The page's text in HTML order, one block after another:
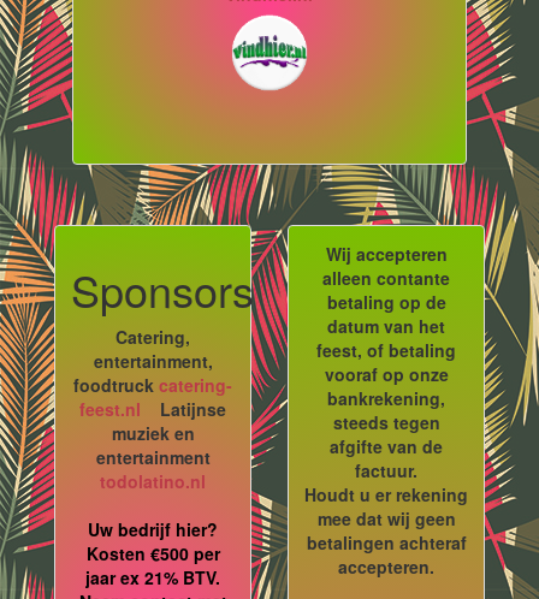
Sponsors
Catering,
entertainment,
foodtruck catering-
feest.nl Latijnse
muziek en
entertainment
todolatino.nl
Uw bedrijf hier?
Kosten €500 per
jaar ex 21% BTV.
Wij accepteren
alleen contante
betaling op de
datum van het
feest, of betaling
vooraf op onze
bankrekening,
steeds tegen
afgifte van de
factuur.
Houdt u er rekening
mee dat wij geen
betalingen achteraf
accepteren.